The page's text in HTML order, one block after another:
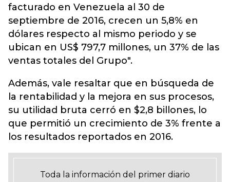
facturado en Venezuela al 30 de
septiembre de 2016, crecen un 5,8% en
dólares respecto al mismo periodo y se
ubican en US$ 797,7 millones, un 37% de las
ventas totales del Grupo".
Además, vale resaltar que en búsqueda de
la rentabilidad y la mejora en sus procesos,
su utilidad bruta cerró en $2,8 billones, lo
que permitió un crecimiento de 3% frente a
los resultados reportados en 2016.
Toda la información del primer diario